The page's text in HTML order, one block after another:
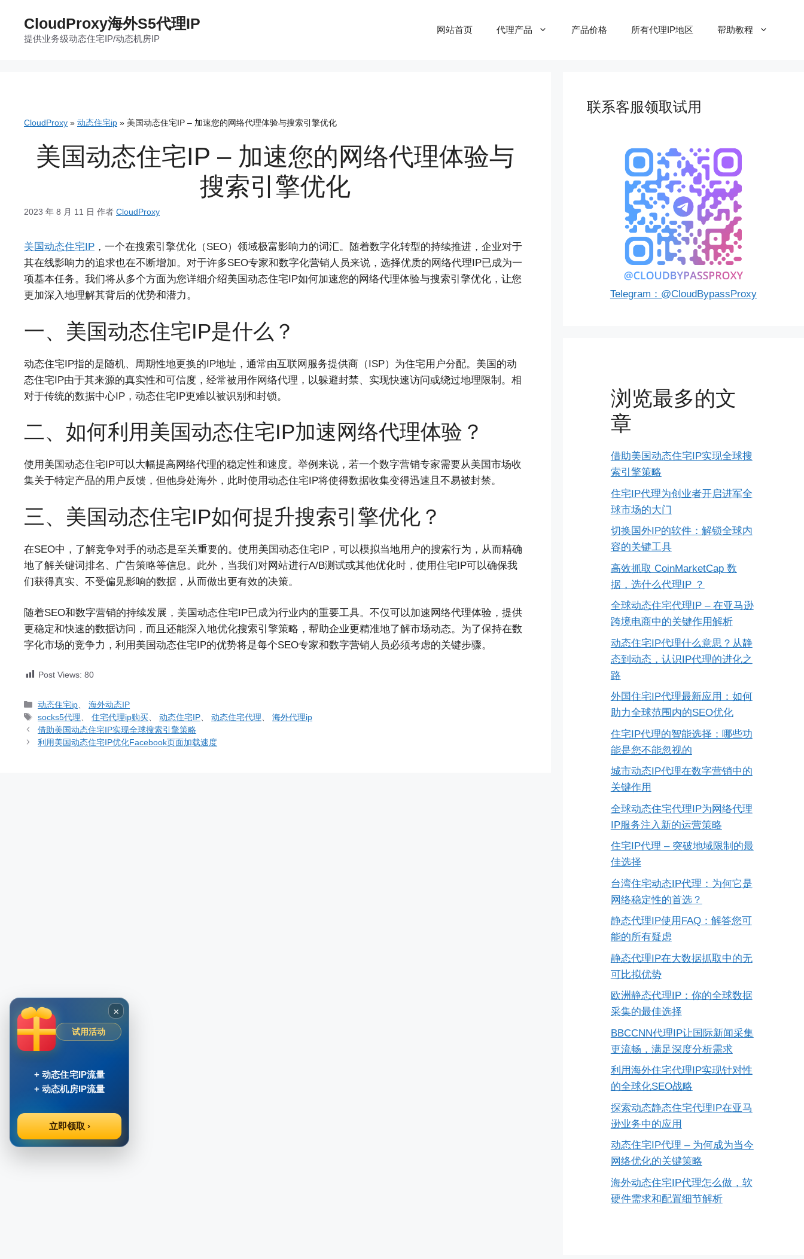
CloudProxy海外S5代理IP
提供业务级动态住宅IP/动态机房IP
网站首页 代理产品 产品价格 所有代理IP地区 帮助教程
CloudProxy » 动态住宅ip » 美国动态住宅IP – 加速您的网络代理体验与搜索引擎优化
美国动态住宅IP – 加速您的网络代理体验与
搜索引擎优化
2023 年 8 月 11 日 作者 CloudProxy
美国动态住宅IP ，一个在搜索引擎优化（SEO）领域极富影响力的词汇。随着数字化转型的持续推进，企业对于
其在线影响力的追求也在不断增加。对于许多SEO专家和数字化营销人员来说，选择优质的网络代理IP已成为一
项基本任务。我们将从多个方面为您详细介绍美国动态住宅IP如何加速您的网络代理体验与搜索引擎优化，让您
更加深入地理解其背后的优势和潜力。
一、美国动态住宅IP是什么？
动态住宅IP指的是随机、周期性地更换的IP地址，通常由互联网服务提供商（ISP）为住宅用户分配。美国的动
态住宅IP由于其来源的真实性和可信度，经常被用作网络代理，以躲避封禁、实现快速访问或绕过地理限制。相
对于传统的数据中心IP，动态住宅IP更难以被识别和封锁。
二、如何利用美国动态住宅IP加速网络代理体验？
使用美国动态住宅IP可以大幅提高网络代理的稳定性和速度。举例来说，若一个数字营销专家需要从美国市场收
集关于特定产品的用户反馈，但他身处海外，此时使用动态住宅IP将使得数据收集变得迅速且不易被封禁。
三、美国动态住宅IP如何提升搜索引擎优化？
在SEO中，了解竞争对手的动态是至关重要的。使用美国动态住宅IP，可以模拟当地用户的搜索行为，从而精确
地了解关键词排名、广告策略等信息。此外，当我们对网站进行A/B测试或其他优化时，使用住宅IP可以确保我
们获得真实、不受偏见影响的数据，从而做出更有效的决策。
随着SEO和数字营销的持续发展，美国动态住宅IP已成为行业内的重要工具。不仅可以加速网络代理体验，提供
更稳定和快速的数据访问，而且还能深入地优化搜索引擎策略，帮助企业更精准地了解市场动态。为了保持在数
字化市场的竞争力，利用美国动态住宅IP的优势将是每个SEO专家和数字营销人员必须考虑的关键步骤。
Post Views: 80
分
类
动态住宅ip 、海外动态IP
标
签
socks5代理 、住宅代理ip购买 、动态住宅IP 、动态住宅代理 、海外代理ip
借助美国动态住宅IP实现全球搜索引擎策略
利用美国动态住宅IP优化Facebook页面加载速度
联系客服领取试用
Telegram：@CloudBypassProxy
浏览最多的文
章
借助美国动态住宅IP实现全球搜
索引擎策略
住宅IP代理为创业者开启进军全
球市场的大门
切换国外IP的软件：解锁全球内
容的关键工具
高效抓取 CoinMarketCap 数
据，选什么代理IP ？
全球动态住宅代理IP – 在亚马逊
跨境电商中的关键作用解析
动态住宅IP代理什么意思？从静
态到动态，认识IP代理的进化之
路
外国住宅IP代理最新应用：如何
助力全球范围内的SEO优化
住宅IP代理的智能选择：哪些功
能是您不能忽视的
城市动态IP代理在数字营销中的
关键作用
全球动态住宅代理IP为网络代理
IP服务注入新的运营策略
住宅IP代理 – 突破地域限制的最
佳选择
台湾住宅动态IP代理：为何它是
网络稳定性的首选？
静态代理IP使用FAQ：解答您可
能的所有疑虑
静态代理IP在大数据抓取中的无
可比拟优势
欧洲静态代理IP：你的全球数据
采集的最佳选择
BBCCNN代理IP让国际新闻采集
更流畅，满足深度分析需求
利用海外住宅代理IP实现针对性
的全球化SEO战略
探索动态静态住宅代理IP在亚马
逊业务中的应用
动态住宅IP代理 – 为何成为当今
网络优化的关键策略
海外动态住宅IP代理怎么做，软
硬件需求和配置细节解析
×
试用活动
+ 动态住宅IP流量
+ 动态机房IP流量
立即领取 ›